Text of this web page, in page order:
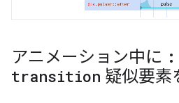
アニメーション中に
transition 疑似要素